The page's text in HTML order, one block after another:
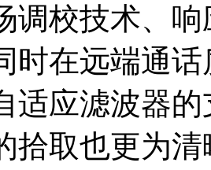
调校技术、
时在远端通
适应滤波器
拾取也更为